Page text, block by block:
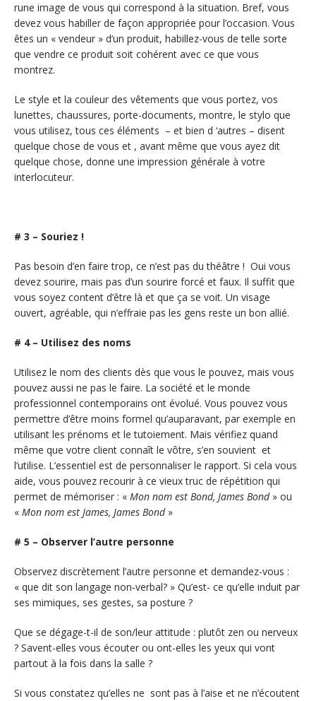
rune image de vous qui correspond à la situation. Bref, vous
devez vous habiller de façon appropriée pour l’occasion. Vous
êtes un « vendeur » d’un produit, habillez-vous de telle sorte
que vendre ce produit soit cohérent avec ce que vous
montrez.
Le style et la couleur des vêtements que vous portez, vos
lunettes, chaussures, porte-documents, montre, le stylo que
vous utilisez, tous ces éléments – et bien d ‘autres – disent
quelque chose de vous et , avant même que vous ayez dit
quelque chose, donne une impression générale à votre
interlocuteur.
# 3 – Souriez !
Pas besoin d’en faire trop, ce n’est pas du théâtre ! Oui vous
devez sourire, mais pas d’un sourire forcé et faux. Il suffit que
vous soyez content d’être là et que ça se voit. Un visage
ouvert, agréable, qui n’effraie pas les gens reste un bon allié.
# 4 – Utilisez des noms
Utilisez le nom des clients dès que vous le pouvez, mais vous
pouvez aussi ne pas le faire. La société et le monde
professionnel contemporains ont évolué. Vous pouvez vous
permettre d’être moins formel qu’auparavant, par exemple en
utilisant les prénoms et le tutoiement. Mais vérifiez quand
même que votre client connaît le vôtre, s’en souvient et
l’utilise. L’essentiel est de personnaliser le rapport. Si cela vous
aide, vous pouvez recourir à ce vieux truc de répétition qui
permet de mémoriser : « Mon nom est Bond, James Bond» ou
« Mon nom est James, James Bond»
# 5 – Observer l’autre personne
Observez discrètement l’autre personne et demandez-vous :
« que dit son langage non-verbal? » Qu’est- ce qu’elle induit par
ses mimiques, ses gestes, sa posture ?
Que se dégage-t-il de son/leur attitude : plutôt zen ou nerveux
? Savent-elles vous écouter ou ont-elles les yeux qui vont
partout à la fois dans la salle ?
Si vous constatez qu’elles ne sont pas à l’aise et ne n’écoutent